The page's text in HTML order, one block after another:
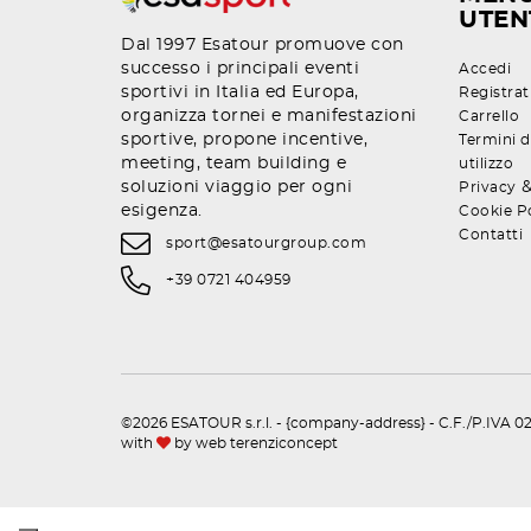
Dal 1997 Esatour promuove con
successo i principali eventi
sportivi in Italia ed Europa,
organizza tornei e manifestazioni
sportive, propone incentive,
meeting, team building e
soluzioni viaggio per ogni
esigenza.
sport@esatourgroup.com
+39 0721 404959
Accedi
Carrello
Termini
utilizzo
Privacy
Cookie
Contatti
©2026 ESATOUR s.r.l. - {company-address} - C.F./P.IVA
with
by web terenziconcept